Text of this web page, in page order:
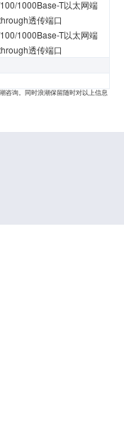
1000Base-T以太网端
透传端口
1000Base-T以太网端
透传端口
咨询。同时浪潮保留随时对以上信息